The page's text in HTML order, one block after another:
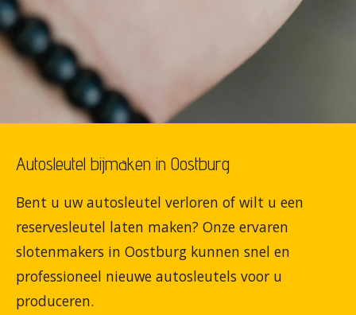
Autosleutel bijmaken in Oostburg
Bent u uw autosleutel verloren of wilt u een
reservesleutel laten maken? Onze ervaren
slotenmakers in Oostburg kunnen snel en
professioneel nieuwe autosleutels voor u
produceren.